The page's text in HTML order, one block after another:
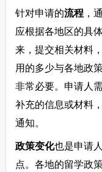
针对申请的流程，
应根据各地区的具
来，提交相关材料
用的多少与各地政
非常必要。申请人
补充的信息或材料
通知。
政策变化也是申请
点。各地的留学政